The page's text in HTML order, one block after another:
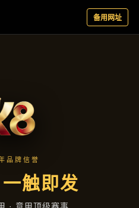
展示
成效展示